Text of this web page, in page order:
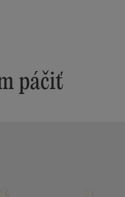
páčiť